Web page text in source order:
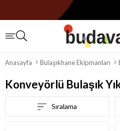
Anasayfa Bulaşıkhane Ekipmanları
Konveyörlü Bulaşık
Sıralama